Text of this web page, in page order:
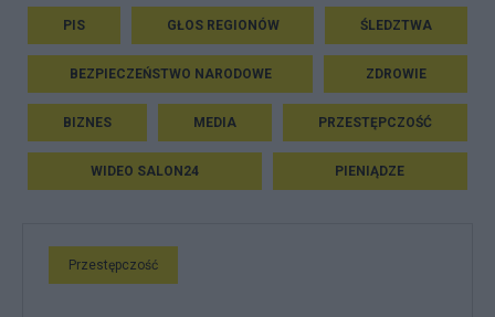
PIS GŁOS REGIONÓW ŚLEDZTWA
BEZPIECZEŃSTWO NARODOWE ZDROWIE
BIZNES MEDIA PRZESTĘPCZOŚĆ
WIDEO SALON24 PIENIĄDZE
Przestępczość